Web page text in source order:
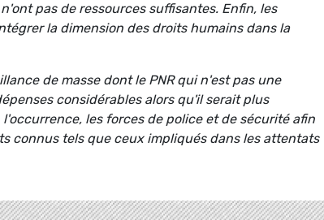
pas de ressources suffisantes. Enfin, les
la dimension des droits humains dans la
de masse dont le PNR qui n'est pas une
considérables alors qu'il serait plus
les forces de police et de sécurité afin
connus tels que ceux impliqués dans les attentats